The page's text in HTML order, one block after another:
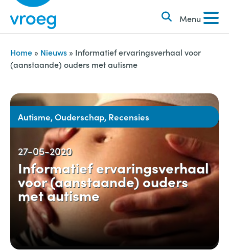
i
Menu
k
e
n
n
a
r
:
Home » Nieuws » Informatief ervaringsverhaal voor
(aanstaande) ouders met autisme
Autisme, Ouderschap, Recensies
27-05-2020
Informatief ervaringsverhaal
voor (aanstaande) ouders
met autisme